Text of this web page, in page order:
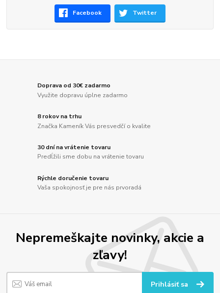
Facebook Twitter
Doprava od 30€ zadarmo
Využite dopravu úplne zadarmo
8 rokov na trhu
Značka Kameník Vás presvedčí o kvalite
30 dní na vrátenie tovaru
Predĺžili sme dobu na vrátenie tovaru
Rýchle doručenie tovaru
Vaša spokojnosť je pre nás prvoradá
Nepremeškajte novinky, akcie a
zľavy!
Prihlásiť sa